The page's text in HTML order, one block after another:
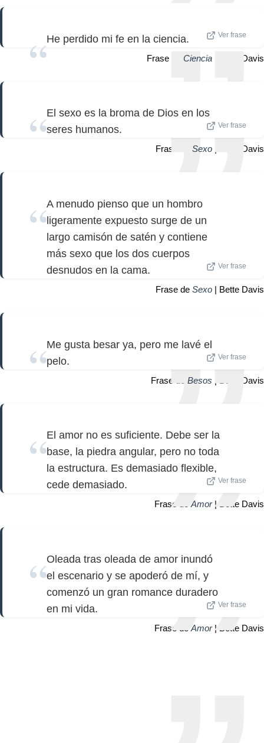
He perdido mi fe en la ciencia. Ver frase
Frase de Ciencia | Bette Davis
El sexo es la broma de Dios en los
seres humanos.
Ver frase
Frase de Sexo | Bette Davis
A menudo pienso que un hombro
ligeramente expuesto surge de un
largo camisón de satén y contiene
más sexo que los dos cuerpos
desnudos en la cama.
Ver frase
Frase de Sexo | Bette Davis
Me gusta besar ya, pero me lavé el
pelo.
Ver frase
Frase de Besos | Bette Davis
El amor no es suficiente. Debe ser la
base, la piedra angular, pero no toda
la estructura. Es demasiado flexible,
cede demasiado.
Ver frase
Frase de Amor| Bette Davis
Oleada tras oleada de amor inundó
el escenario y se apoderó de mí, y
comenzó un gran romance duradero
en mi vida.
Ver frase
Frase de Amor| Bette Davis